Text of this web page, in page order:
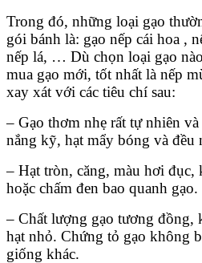
Trong đó, những loại gạo
gói bánh là: gạo nếp cái hoa ,
nếp lá, … Dù chọn loại gạo
mua gạo mới, tốt nhất là nếp
xay xát với các tiêu chí sau:
– Gạo thơm nhẹ rất tự nhiên
nắng kỹ, hạt mẩy bóng và đều
– Hạt tròn, căng, màu hơi đục,
hoặc chấm đen bao quanh gạo.
– Chất lượng gạo tương đồng,
hạt nhỏ. Chứng tỏ gạo không
giống khác.